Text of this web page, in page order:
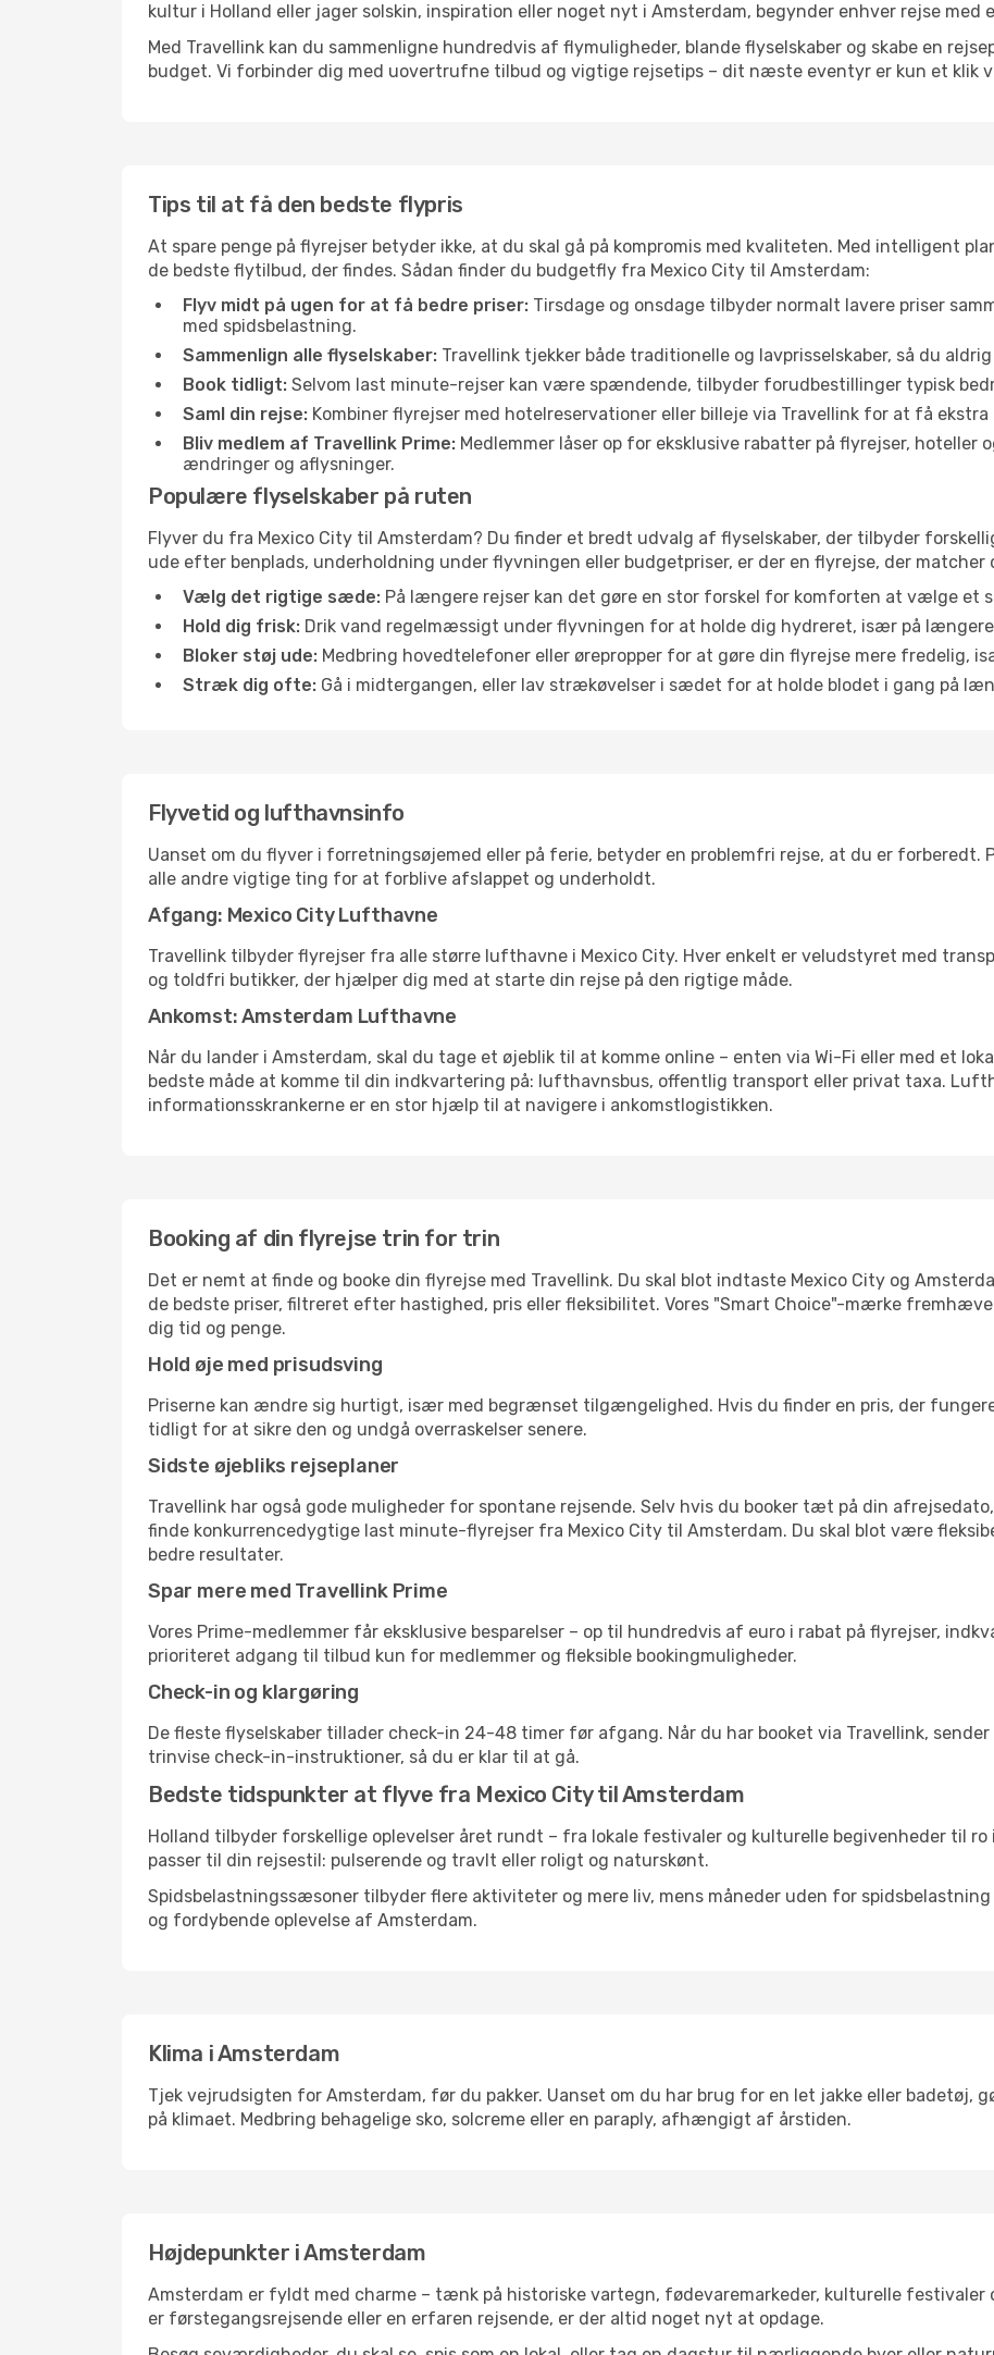
kultur i Holland eller jager solskin, inspiration eller noget nyt i Amsterdam, begynder enhver rejse med
Med Travellink kan du sammenligne hundredvis af flymuligheder, blande flyselskaber og skabe en
budget. Vi forbinder dig med uovertrufne tilbud og vigtige rejsetips – dit næste eventyr er kun et klik
Tips til at få den bedste flypris
At spare penge på flyrejser betyder ikke, at du skal gå på kompromis med kvaliteten. Med intelligent
de bedste flytilbud, der findes. Sådan finder du budgetfly fra Mexico City til Amsterdam:
Flyv midt på ugen for at få bedre priser: Tirsdage og onsdage tilbyder normalt lavere priser
med spidsbelastning.
Sammenlign alle flyselskaber: Travellink tjekker både traditionelle og lavprisselskaber, så du
Book tidligt: Selvom last minute-rejser kan være spændende, tilbyder forudbestillinger typisk
Saml din rejse: Kombiner flyrejser med hotelreservationer eller billeje via Travellink for at få ekstra
Bliv medlem af Travellink Prime: Medlemmer låser op for eksklusive rabatter på flyrejser, hoteller
ændringer og aflysninger.
Populære flyselskaber på ruten
Flyver du fra Mexico City til Amsterdam? Du finder et bredt udvalg af flyselskaber, der tilbyder
ude efter benplads, underholdning under flyvningen eller budgetpriser, er der en flyrejse, der matcher
Vælg det rigtige sæde: På længere rejser kan det gøre en stor forskel for komforten at vælge et
Hold dig frisk: Drik vand regelmæssigt under flyvningen for at holde dig hydreret, især på
Bloker støj ude: Medbring hovedtelefoner eller ørepropper for at gøre din flyrejse mere fredelig,
Stræk dig ofte: Gå i midtergangen, eller lav strækøvelser i sædet for at holde blodet i gang på
Flyvetid og lufthavnsinfo
Uanset om du flyver i forretningsøjemed eller på ferie, betyder en problemfri rejse, at du er forberedt.
alle andre vigtige ting for at forblive afslappet og underholdt.
Afgang: Mexico City Lufthavne
Travellink tilbyder flyrejser fra alle større lufthavne i Mexico City. Hver enkelt er veludstyret med
og toldfri butikker, der hjælper dig med at starte din rejse på den rigtige måde.
Ankomst: Amsterdam Lufthavne
Når du lander i Amsterdam, skal du tage et øjeblik til at komme online – enten via Wi-Fi eller med et
bedste måde at komme til din indkvartering på: lufthavnsbus, offentlig transport eller privat taxa.
informationsskrankerne er en stor hjælp til at navigere i ankomstlogistikken.
Booking af din flyrejse trin for trin
Det er nemt at finde og booke din flyrejse med Travellink. Du skal blot indtaste Mexico City og
de bedste priser, filtreret efter hastighed, pris eller fleksibilitet. Vores "Smart Choice"-mærke
dig tid og penge.
Hold øje med prisudsving
Priserne kan ændre sig hurtigt, især med begrænset tilgængelighed. Hvis du finder en pris, der
tidligt for at sikre den og undgå overraskelser senere.
Sidste øjebliks rejseplaner
Travellink har også gode muligheder for spontane rejsende. Selv hvis du booker tæt på din
finde konkurrencedygtige last minute-flyrejser fra Mexico City til Amsterdam. Du skal blot være
bedre resultater.
Spar mere med Travellink Prime
Vores Prime-medlemmer får eksklusive besparelser – op til hundredvis af euro i rabat på flyrejser,
prioriteret adgang til tilbud kun for medlemmer og fleksible bookingmuligheder.
Check-in og klargøring
De fleste flyselskaber tillader check-in 24-48 timer før afgang. Når du har booket via Travellink,
trinvise check-in-instruktioner, så du er klar til at gå.
Bedste tidspunkter at flyve fra Mexico City til Amsterdam
Holland tilbyder forskellige oplevelser året rundt – fra lokale festivaler og kulturelle begivenheder til
passer til din rejsestil: pulserende og travlt eller roligt og naturskønt.
Spidsbelastningssæsoner tilbyder flere aktiviteter og mere liv, mens måneder uden for
og fordybende oplevelse af Amsterdam.
Klima i Amsterdam
Tjek vejrudsigten for Amsterdam, før du pakker. Uanset om du har brug for en let jakke eller badetøj,
på klimaet. Medbring behagelige sko, solcreme eller en paraply, afhængigt af årstiden.
Højdepunkter i Amsterdam
Amsterdam er fyldt med charme – tænk på historiske vartegn, fødevaremarkeder, kulturelle festivaler
er førstegangsrejsende eller en erfaren rejsende, er der altid noget nyt at opdage.